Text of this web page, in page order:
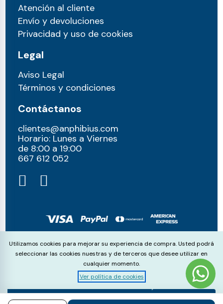
Atención al cliente
Envío y devoluciones
Privacidad y uso de cookies
Legal
Aviso Legal
Términos y condiciones
Contáctanos
clientes@anphibius.com
Horario: Lunes a Viernes
de 8:00 a 19:00
667 612 052​
© anphibius, 2026
Pago 100% seguros con:
Cookie Consent
Utilizamos cookies para mejorar su experiencia de compra. Usted podrá
seleccionar las cookies nuestras y de terceros que desee utilizar en
cualquier momento.
Ver política de cookies
Aceptar Rechazar Configurar